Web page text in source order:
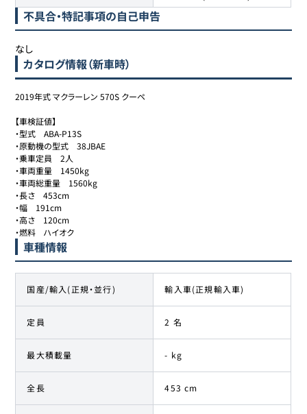
不具合・特記事項の自己申告
なし
カタログ情報（新車時）
2019年式 マクラーレン 570S クーペ
【車検証値】
・型式　ABA-P13S
・原動機の型式　38JBAE
・乗車定員　2人
・車両重量　1450kg
・車両総重量　1560kg
・長さ　453cm
・幅　191cm
・高さ　120cm
・燃料　ハイオク
車種情報
国産/輸入(正規・並行) 輸入車(正規輸入車)
定員 2 名
最大積載量 - kg
全長 453 cm